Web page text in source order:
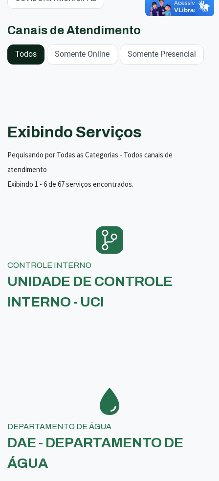
Canais de Atendimento
Todos Somente Online Somente Presencial
Exibindo Serviços
Pequisando por Todas as Categorias - Todos canais de
atendimento
Exibindo 1 - 6 de 67 serviços encontrados.
CONTROLE INTERNO
UNIDADE DE CONTROLE
INTERNO - UCI
DEPARTAMENTO DE ÁGUA
DAE - DEPARTAMENTO DE
ÁGUA